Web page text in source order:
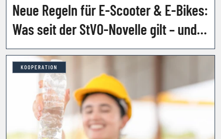
Neue Regeln für E-Scooter & E-Bikes:
Was seit der StVO-Novelle gilt – und
welche Strafen drohen
KOOPERATION